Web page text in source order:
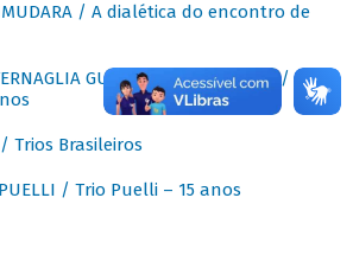
/ A dialética do encontro de
GUITAR QUARTET (QGQ) /
/ Trios Brasileiros
/ Trio Puelli – 15 anos